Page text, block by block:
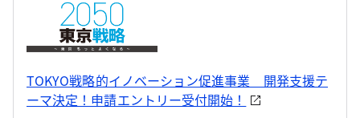
TOKYO戦略的イノベーション促進事業 開発支援テ
ーマ決定！申請エントリー受付開始！